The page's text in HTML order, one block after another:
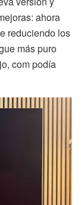
ahora
reduciendo los
más puro
com podía